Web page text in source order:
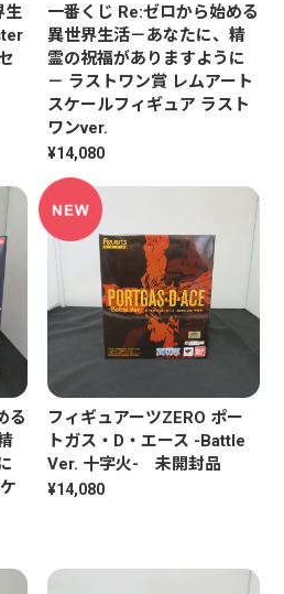
生
一番くじ Re:ゼロから始める
異世界生活－あなたに、精
霊の祝福がありますように
－ ラストワン賞 レムアート
スケールフィギュア ラスト
ワンver.
¥14,080
る
フィギュアーツZERO ポー
トガス・D・エース -Battle
Ver. 十字火- 未開封品
¥14,080